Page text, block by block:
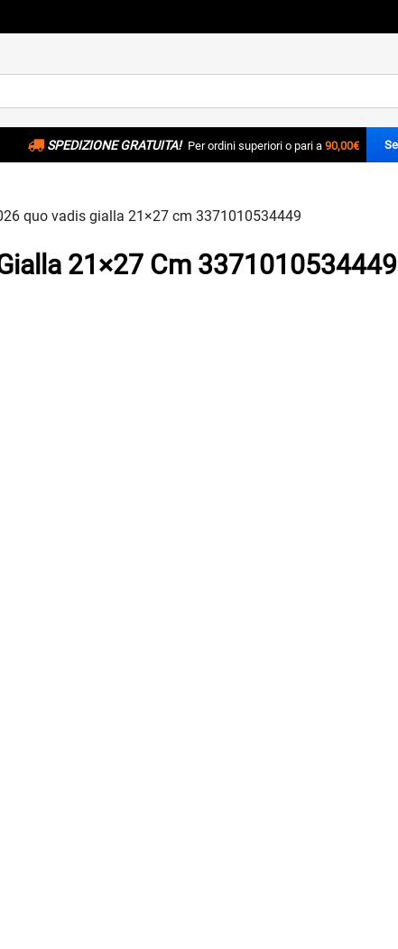
SPEDIZIONE GRATUITA! Per ordini superiori o pari a 90,00€
quo vadis gialla 21×27 cm 3371010534449
21×27 Cm 3371010534449